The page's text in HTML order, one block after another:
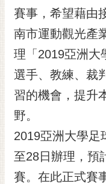
民
信
箱
English
日
本
語
隱
私
權
及
賽事，希望藉由
南市運動觀光產
理「2019亞洲大
選手、教練、裁
習的機會，提升
野。
2019亞洲大學足
至28日辦理，預
賽。在此正式賽